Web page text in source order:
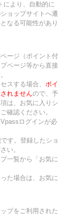
により、自動的に
ョップサイトへ遷
なる可能性があり
ージ（ポイント付
ページ等から直接
スする場合、 ポイ
れませんので、予
は、お気に入りシ
確認ください。
ログインが必
す。登録したショ
い。
一覧から「お気に
た場合は、お気に
プをご利用された